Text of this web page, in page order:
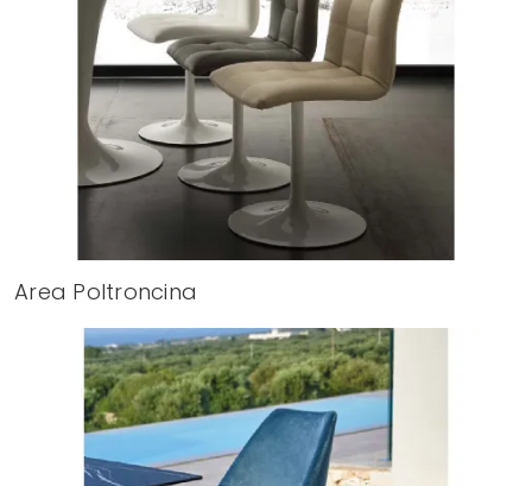
Area Poltroncina